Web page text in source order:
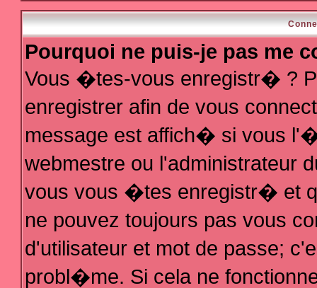
Pourquoi ne puis-je pas me
Vous �tes-vous enregistr� ?
enregistrer afin de vous
message est affich� si vous
webmestre ou l'administrateur
vous vous �tes enregistr� et
ne pouvez toujours pas vous
d'utilisateur et mot de passe;
probl�me. Si cela ne